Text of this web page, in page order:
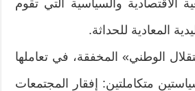
الاقتصادية والسياسية التي تقوم
المعادية للحداثة.
الوطني» المخفقة، في تعاملها
متكاملتين: إفقار المجتمعات